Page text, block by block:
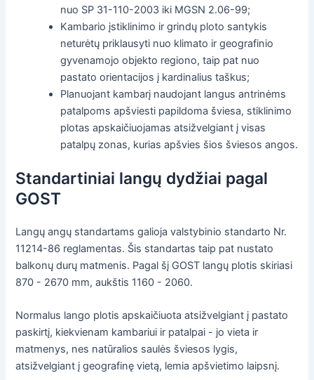
nuo SP 31-110-2003 iki MGSN 2.06-99;
Kambario įstiklinimo ir grindų ploto santykis
neturėtų priklausyti nuo klimato ir geografinio
gyvenamojo objekto regiono, taip pat nuo
pastato orientacijos į kardinalius taškus;
Planuojant kambarį naudojant langus antrinėms
patalpoms apšviesti papildoma šviesa, stiklinimo
plotas apskaičiuojamas atsižvelgiant į visas
patalpų zonas, kurias apšvies šios šviesos angos.
Standartiniai langų dydžiai pagal
GOST
Langų angų standartams galioja valstybinio standarto Nr.
11214-86 reglamentas. Šis standartas taip pat nustato
balkonų durų matmenis. Pagal šį GOST langų plotis skiriasi
870 - 2670 mm, aukštis 1160 - 2060.
Normalus lango plotis apskaičiuota atsižvelgiant į pastato
paskirtį, kiekvienam kambariui ir patalpai - jo vieta ir
matmenys, nes natūralios saulės šviesos lygis,
atsižvelgiant į geografinę vietą, lemia apšvietimo laipsnį.